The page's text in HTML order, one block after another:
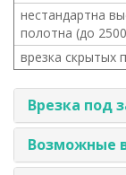
нестандартна
полотна (до
врезка скрытых
Врезка под
Возможные